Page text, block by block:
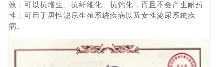
效，可以抗增生、抗纤维化、抗钙化，而且不会产生耐药
性；可用于男性泌尿生殖系统疾病以及女性泌尿系统疾
病。